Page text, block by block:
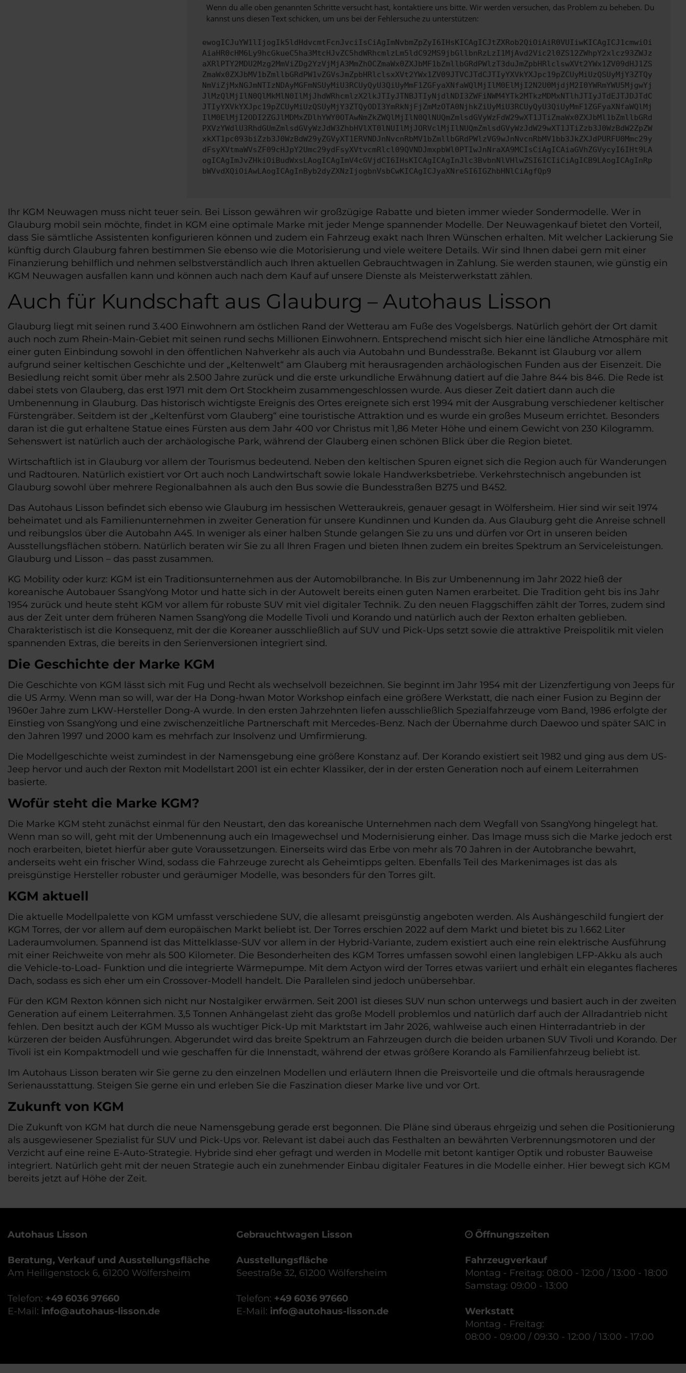
Wenn du alle oben genannten Schritte versucht hast, kontaktiere uns bitte. Wir werden versuchen, das Problem zu beheben. Du
kannst uns diesen Text schicken, um uns bei der Fehlersuche zu unterstützen:
ewogICJuYW1lIjogIk5ldHdvcmtFcnJvciIsCiAgImNvbmZpZyI6IHsKICAgICJtZXRob2QiOiAiR0VUIiwKICAgICJ1cmwiOi
AiaHR0cHM6Ly9hcGkueC5ha3MtcHJvZC5hdWRhcmlzLm5ldC92MS9jbGllbnRzLzI1MjAvd2Vic2l0ZS12ZWhpY2xlcz93ZWJz
aXRlPTY2MDU2Mzg2MmViZDg2YzVjMjA3MmZhOCZmaWx0ZXJbMF1bZmllbGRdPWlzT3duJmZpbHRlclswXVt2YWx1ZV09dHJ1ZS
ZmaWx0ZXJbMV1bZmllbGRdPW1vZGVsJmZpbHRlclsxXVt2YWx1ZV09JTVCJTdCJTIyYXVkYXJpc19pZCUyMiUzQSUyMjY3ZTQy
NmViZjMxNGJmNTIzNDAyMGFmNSUyMiU3RCUyQyU3QiUyMmF1ZGFyaXNfaWQlMjIlM0ElMjI2N2U0MjdjM2I0YWRmYWU5MjgwYj
JlMzQlMjIlN0QlMkMlN0IlMjJhdWRhcmlzX2lkJTIyJTNBJTIyNjdlNDI3ZWFiNWM4YTk2MTkzMDMxNTlhJTIyJTdEJTJDJTdC
JTIyYXVkYXJpc19pZCUyMiUzQSUyMjY3ZTQyODI3YmRkNjFjZmMzOTA0NjhkZiUyMiU3RCUyQyU3QiUyMmF1ZGFyaXNfaWQlMj
IlM0ElMjI2ODI2ZGJlMDMxZDlhYWY0OTAwNmZkZWQlMjIlN0QlNUQmZmlsdGVyWzFdW29wXT1JTiZmaWx0ZXJbMl1bZmllbGRd
PXVzYWdlU3RhdGUmZmlsdGVyWzJdW3ZhbHVlXT0lNUIlMjJORVclMjIlNUQmZmlsdGVyWzJdW29wXT1JTiZzb3J0WzBdW2ZpZW
xkXT1pc093biZzb3J0WzBdW29yZGVyXT1ERVNDJnNvcnRbMV1bZmllbGRdPWlzVG9wJnNvcnRbMV1bb3JkZXJdPURFU0Mmc29y
dFsyXVtmaWVsZF09cHJpY2Umc29ydFsyXVtvcmRlcl09QVNDJmxpbWl0PTIwJnNraXA9MCIsCiAgICAiaGVhZGVycyI6IHt9LA
ogICAgImJvZHkiOiBudWxsLAogICAgImV4cGVjdCI6IHsKICAgICAgInJlc3BvbnNlVHlwZSI6ICIiCiAgICB9LAogICAgInRp
bWVvdXQiOiAwLAogICAgInByb2dyZXNzIjogbnVsbCwKICAgICJyaXNreSI6IGZhbHNlCiAgfQp9
Ihr KGM Neuwagen muss nicht teuer sein. Bei Lisson gewähren wir großzügige Rabatte und bieten immer wieder Sondermodelle. Wer in
Glauburg mobil sein möchte, findet in KGM eine optimale Marke mit jeder Menge spannender Modelle. Der Neuwagenkauf bietet den Vorteil,
dass Sie sämtliche Assistenten konfigurieren können und zudem ein Fahrzeug exakt nach Ihren Wünschen erhalten. Mit welcher Lackierung Sie
künftig durch Glauburg fahren bestimmen Sie ebenso wie die Motorisierung und viele weitere Details. Wir sind Ihnen dabei gern mit einer
Finanzierung behilflich und nehmen selbstverständlich auch Ihren aktuellen Gebrauchtwagen in Zahlung. Sie werden staunen, wie günstig ein
KGM Neuwagen ausfallen kann und können auch nach dem Kauf auf unsere Dienste als Meisterwerkstatt zählen.
Auch für Kundschaft aus Glauburg – Autohaus Lisson
Glauburg liegt mit seinen rund 3.400 Einwohnern am östlichen Rand der Wetterau am Fuße des Vogelsbergs. Natürlich gehört der Ort damit
auch noch zum Rhein-Main-Gebiet mit seinen rund sechs Millionen Einwohnern. Entsprechend mischt sich hier eine ländliche Atmosphäre mit
einer guten Einbindung sowohl in den öffentlichen Nahverkehr als auch via Autobahn und Bundesstraße. Bekannt ist Glauburg vor allem
aufgrund seiner keltischen Geschichte und der „Keltenwelt“ am Glauberg mit herausragenden archäologischen Funden aus der Eisenzeit. Die
Besiedlung reicht somit über mehr als 2.500 Jahre zurück und die erste urkundliche Erwähnung datiert auf die Jahre 844 bis 846. Die Rede ist
dabei stets von Glauberg, das erst 1971 mit dem Ort Stockheim zusammengeschlossen wurde. Aus dieser Zeit datiert dann auch die
Umbenennung in Glauburg. Das historisch wichtigste Ereignis des Ortes ereignete sich erst 1994 mit der Ausgrabung verschiedener keltischer
Fürstengräber. Seitdem ist der „Keltenfürst vom Glauberg“ eine touristische Attraktion und es wurde ein großes Museum errichtet. Besonders
daran ist die gut erhaltene Statue eines Fürsten aus dem Jahr 400 vor Christus mit 1,86 Meter Höhe und einem Gewicht von 230 Kilogramm.
Sehenswert ist natürlich auch der archäologische Park, während der Glauberg einen schönen Blick über die Region bietet.
Wirtschaftlich ist in Glauburg vor allem der Tourismus bedeutend. Neben den keltischen Spuren eignet sich die Region auch für Wanderungen
und Radtouren. Natürlich existiert vor Ort auch noch Landwirtschaft sowie lokale Handwerksbetriebe. Verkehrstechnisch angebunden ist
Glauburg sowohl über mehrere Regionalbahnen als auch den Bus sowie die Bundesstraßen B275 und B452.
Das Autohaus Lisson befindet sich ebenso wie Glauburg im hessischen Wetteraukreis, genauer gesagt in Wölfersheim. Hier sind wir seit 1974
beheimatet und als Familienunternehmen in zweiter Generation für unsere Kundinnen und Kunden da. Aus Glauburg geht die Anreise schnell
und reibungslos über die Autobahn A45. In weniger als einer halben Stunde gelangen Sie zu uns und dürfen vor Ort in unseren beiden
Ausstellungsflächen stöbern. Natürlich beraten wir Sie zu all Ihren Fragen und bieten Ihnen zudem ein breites Spektrum an Serviceleistungen.
Glauburg und Lisson – das passt zusammen.
KG Mobility oder kurz: KGM ist ein Traditionsunternehmen aus der Automobilbranche. In Bis zur Umbenennung im Jahr 2022 hieß der
koreanische Autobauer SsangYong Motor und hatte sich in der Autowelt bereits einen guten Namen erarbeitet. Die Tradition geht bis ins Jahr
1954 zurück und heute steht KGM vor allem für robuste SUV mit viel digitaler Technik. Zu den neuen Flaggschiffen zählt der Torres, zudem sind
aus der Zeit unter dem früheren Namen SsangYong die Modelle Tivoli und Korando und natürlich auch der Rexton erhalten geblieben.
Charakteristisch ist die Konsequenz, mit der die Koreaner ausschließlich auf SUV und Pick-Ups setzt sowie die attraktive Preispolitik mit vielen
spannenden Extras, die bereits in den Serienversionen integriert sind.
Die Geschichte der Marke KGM
Die Geschichte von KGM lässt sich mit Fug und Recht als wechselvoll bezeichnen. Sie beginnt im Jahr 1954 mit der Lizenzfertigung von Jeeps für
die US Army. Wenn man so will, war der Ha Dong-hwan Motor Workshop einfach eine größere Werkstatt, die nach einer Fusion zu Beginn der
1960er Jahre zum LKW-Hersteller Dong-A wurde. In den ersten Jahrzehnten liefen ausschließlich Spezialfahrzeuge vom Band, 1986 erfolgte der
Einstieg von SsangYong und eine zwischenzeitliche Partnerschaft mit Mercedes-Benz. Nach der Übernahme durch Daewoo und später SAIC in
den Jahren 1997 und 2000 kam es mehrfach zur Insolvenz und Umfirmierung.
Die Modellgeschichte weist zumindest in der Namensgebung eine größere Konstanz auf. Der Korando existiert seit 1982 und ging aus dem US-
Jeep hervor und auch der Rexton mit Modellstart 2001 ist ein echter Klassiker, der in der ersten Generation noch auf einem Leiterrahmen
basierte.
Wofür steht die Marke KGM?
Die Marke KGM steht zunächst einmal für den Neustart, den das koreanische Unternehmen nach dem Wegfall von SsangYong hingelegt hat.
Wenn man so will, geht mit der Umbenennung auch ein Imagewechsel und Modernisierung einher. Das Image muss sich die Marke jedoch erst
noch erarbeiten, bietet hierfür aber gute Voraussetzungen. Einerseits wird das Erbe von mehr als 70 Jahren in der Autobranche bewahrt,
anderseits weht ein frischer Wind, sodass die Fahrzeuge zurecht als Geheimtipps gelten. Ebenfalls Teil des Markenimages ist das als
preisgünstige Hersteller robuster und geräumiger Modelle, was besonders für den Torres gilt.
KGM aktuell
Die aktuelle Modellpalette von KGM umfasst verschiedene SUV, die allesamt preisgünstig angeboten werden. Als Aushängeschild fungiert der
KGM Torres, der vor allem auf dem europäischen Markt beliebt ist. Der Torres erschien 2022 auf dem Markt und bietet bis zu 1.662 Liter
Laderaumvolumen. Spannend ist das Mittelklasse-SUV vor allem in der Hybrid-Variante, zudem existiert auch eine rein elektrische Ausführung
mit einer Reichweite von mehr als 500 Kilometer. Die Besonderheiten des KGM Torres umfassen sowohl einen langlebigen LFP-Akku als auch
die Vehicle-to-Load- Funktion und die integrierte Wärmepumpe. Mit dem Actyon wird der Torres etwas variiert und erhält ein elegantes flacheres
Dach, sodass es sich eher um ein Crossover-Modell handelt. Die Parallelen sind jedoch unübersehbar.
Für den KGM Rexton können sich nicht nur Nostalgiker erwärmen. Seit 2001 ist dieses SUV nun schon unterwegs und basiert auch in der zweiten
Generation auf einem Leiterrahmen. 3,5 Tonnen Anhängelast zieht das große Modell problemlos und natürlich darf auch der Allradantrieb nicht
fehlen. Den besitzt auch der KGM Musso als wuchtiger Pick-Up mit Marktstart im Jahr 2026, wahlweise auch einen Hinterradantrieb in der
kürzeren der beiden Ausführungen. Abgerundet wird das breite Spektrum an Fahrzeugen durch die beiden urbanen SUV Tivoli und Korando. Der
Tivoli ist ein Kompaktmodell und wie geschaffen für die Innenstadt, während der etwas größere Korando als Familienfahrzeug beliebt ist.
Im Autohaus Lisson beraten wir Sie gerne zu den einzelnen Modellen und erläutern Ihnen die Preisvorteile und die oftmals herausragende
Serienausstattung. Steigen Sie gerne ein und erleben Sie die Faszination dieser Marke live und vor Ort.
Zukunft von KGM
Die Zukunft von KGM hat durch die neue Namensgebung gerade erst begonnen. Die Pläne sind überaus ehrgeizig und sehen die Positionierung
als ausgewiesener Spezialist für SUV und Pick-Ups vor. Relevant ist dabei auch das Festhalten an bewährten Verbrennungsmotoren und der
Verzicht auf eine reine E-Auto-Strategie. Hybride sind eher gefragt und werden in Modelle mit betont kantiger Optik und robuster Bauweise
integriert. Natürlich geht mit der neuen Strategie auch ein zunehmender Einbau digitaler Features in die Modelle einher. Hier bewegt sich KGM
bereits jetzt auf Höhe der Zeit.
Autohaus Lisson
Beratung, Verkauf und Ausstellungsfläche
Am Heiligenstock 6, 61200 Wölfersheim
Telefon: +49 6036 97660
E-Mail: info@autohaus-lisson.de
Gebrauchtwagen Lisson
Ausstellungsfläche
Seestraße 32, 61200 Wölfersheim
Telefon: +49 6036 97660
E-Mail: info@autohaus-lisson.de
Öffnungszeiten
Fahrzeugverkauf
Montag - Freitag: 08:00 - 12:00 / 13:00 - 18:00
Samstag: 09:00 - 13:00
Werkstatt
Montag - Freitag:
08:00 - 09:00 / 09:30 - 12:00 / 13:00 - 17:00